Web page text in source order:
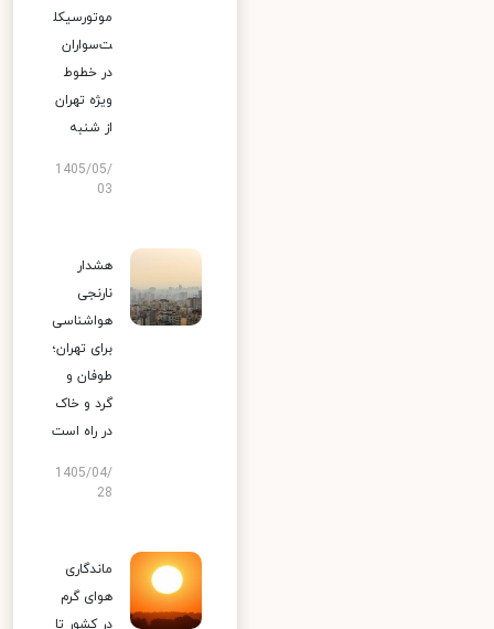
موتورسیکل
ت‌سواران
در خطوط
ویژه تهران
از شنبه
1405/05/
03
هشدار
نارنجی
هواشناسی
برای تهران؛
طوفان و
گرد و خاک
در راه است
1405/04/
28
ماندگاری
هوای گرم
در کشور تا